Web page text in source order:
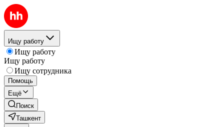
Ищу работу
Ищу работу
Ищу работу
Ищу сотрудника
Помощь
Ещё
Поиск
Ташкент